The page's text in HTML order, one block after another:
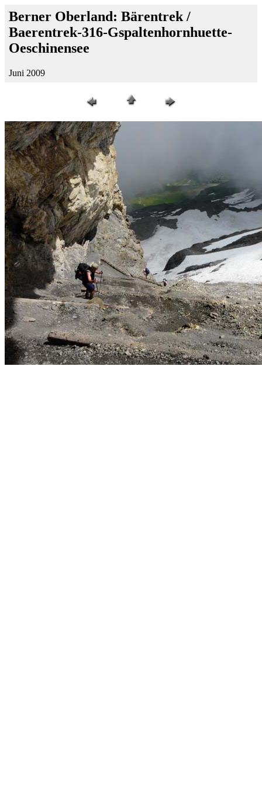
Berner Oberland: Bärentrek /
Baerentrek-316-Gspaltenhornhuette-
Oeschinensee
Juni 2009